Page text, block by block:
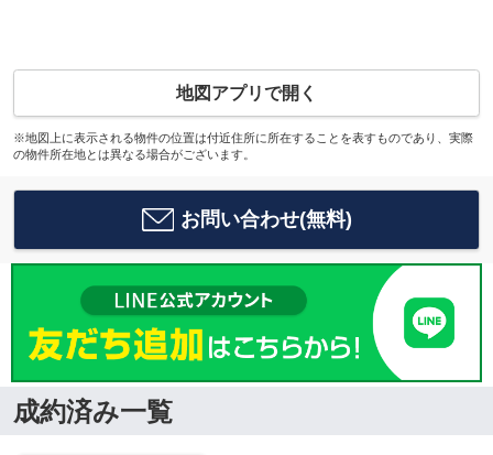
地図アプリで開く
※地図上に表示される物件の位置は付近住所に所在することを表すものであり、実際
の物件所在地とは異なる場合がございます。
お問い合わせ(無料)
成約済み一覧